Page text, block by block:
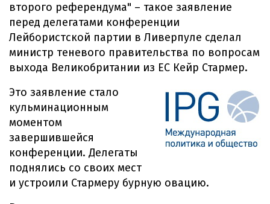
второго референдума" – такое заявление
перед делегатами конференции
Лейбористской партии в Ливерпуле сделал
министр теневого правительства по вопросам
выхода Великобритании из ЕС Кейр Стармер.
Это заявление стало
кульминационным
моментом
завершившейся
конференции. Делегаты
поднялись со своих мест
и устроили Стармеру бурную овацию.